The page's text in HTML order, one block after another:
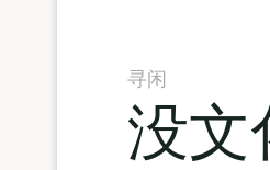
寻闲
没文